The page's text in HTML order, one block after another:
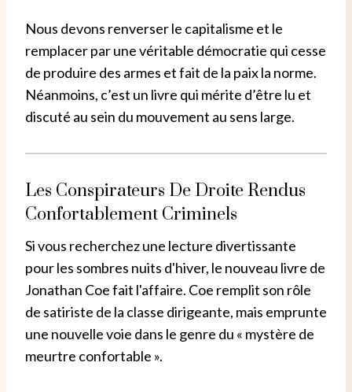
Nous devons renverser le capitalisme et le
remplacer par une véritable démocratie qui cesse
de produire des armes et fait de la paix la norme.
Néanmoins, c’est un livre qui mérite d’être lu et
discuté au sein du mouvement au sens large.
Les Conspirateurs De Droite Rendus
Confortablement Criminels
Si vous recherchez une lecture divertissante
pour les sombres nuits d'hiver, le nouveau livre de
Jonathan Coe fait l'affaire. Coe remplit son rôle
de satiriste de la classe dirigeante, mais emprunte
une nouvelle voie dans le genre du « mystère de
meurtre confortable ».